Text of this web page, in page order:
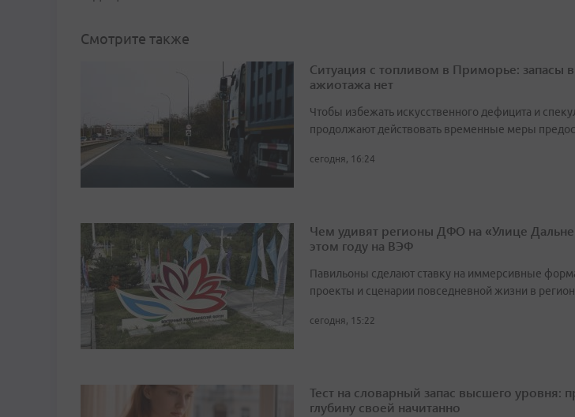
Смотрите также
Ситуация с топливом в Приморье: запасы
ажиотажа нет
Чтобы избежать искусственного дефицита и
продолжают действовать временные меры
сегодня, 16:24
Чем удивят регионы ДФО на «Улице
этом году на ВЭФ
Павильоны сделают ставку на иммерсивные
проекты и сценарии повседневной жизни в
сегодня, 15:22
Тест на словарный запас высшего уровня:
глубину своей начитанно